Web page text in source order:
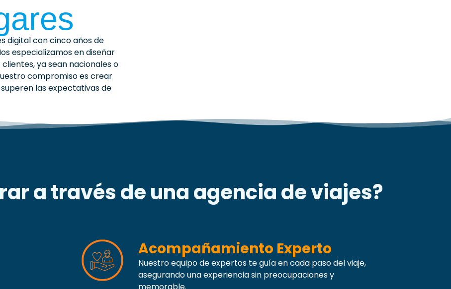
digital con cinco años de
especializamos en diseñar
ya sean nacionales o
compromiso es crear
las expectativas de
a través de una agencia de viajes?
Acompañamiento Experto
Nuestro equipo de expertos te guía en cada paso del viaje,
asegurando una experiencia sin preocupaciones y
memorable.